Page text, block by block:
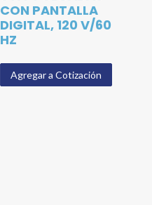
CON PANTALLA
DIGITAL, 120 V/60
HZ
Agregar a Cotización